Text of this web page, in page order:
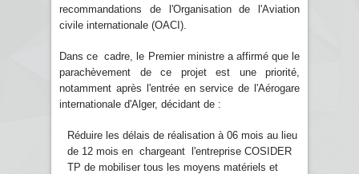
recommandations de l'Organisation de l'Aviation
civile internationale (OACI).
Dans ce cadre, le Premier ministre a affirmé que le
parachèvement de ce projet est une priorité,
notamment après l'entrée en service de l'Aérogare
internationale d'Alger, décidant de :
Réduire les délais de réalisation à 06 mois au lieu
de 12 mois en chargeant l'entreprise COSIDER
TP de mobiliser tous les moyens matériels et